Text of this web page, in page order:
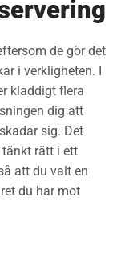
de gör det
i verkligheten. I
kladdigt flera
dig att
sig. Det
rätt i ett
att du valt en
du har mot